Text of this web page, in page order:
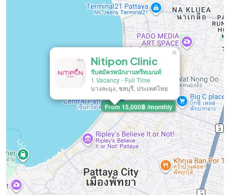
From 15,000฿ /monthly
Nitipon Clinic
รับสมัครพนักงานทรีทเมนท์
1 Vacancy- Full Time
บางละมุง, ชลบุรี, ประเทศไทย
×